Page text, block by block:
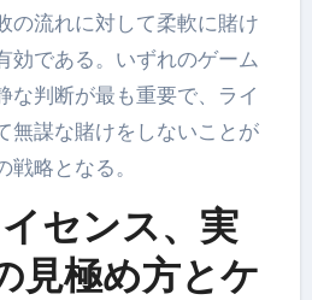
の流れに対して柔軟に賭け
効である。いずれのゲーム
な判断が最も重要で、ライ
無謀な賭けをしないことが
略となる。
センス、実
見極め方とケ